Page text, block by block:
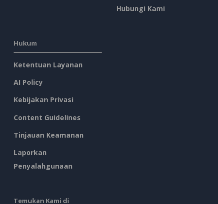
Hubungi Kami
Hukum
Ketentuan Layanan
AI Policy
Kebijakan Privasi
Content Guidelines
Tinjauan Keamanan
Laporkan
Penyalahgunaan
Temukan Kami di